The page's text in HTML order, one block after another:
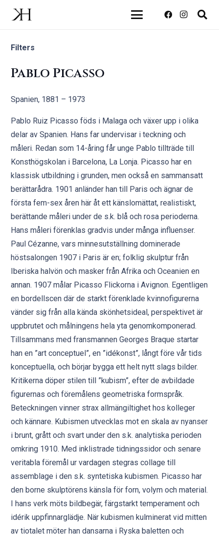
Filters
Pablo Picasso
Spanien, 1881 – 1973
Pablo Ruiz Picasso föds i Malaga och växer upp i olika
delar av Spanien. Hans far undervisar i teckning och
måleri. Redan som 14-åring får unge Pablo tillträde till
Konsthögskolan i Barcelona, La Lonja. Picasso har en
klassisk utbildning i grunden, men också en sammansatt
berättarådra. 1901 anländer han till Paris och ägnar de
första fem-sex åren här åt ett känslomättat, realistiskt,
berättande måleri under de s.k. blå och rosa perioderna.
Hans måleri förenklas gradvis under många influenser.
Paul Cézanne, vars minnesutställning dominerade
höstsalongen 1907 i Paris är en; folklig skulptur från
Iberiska halvön och masker från Afrika och Oceanien en
annan. 1907 målar Picasso Flickorna i Avignon. Egentligen
en bordellscen där de starkt förenklade kvinnofigurerna
vänder sig från alla kända skönhetsideal, perspektivet är
uppbrutet och målningens hela yta genomkomponerad.
Tillsammans med fransmannen Georges Braque startar
han en ”art conceptuel”, en ”idékonst”, långt före vår tids
konceptuella, och börjar bygga ett helt nytt slags bilder.
Kritikerna döper stilen till ”kubism”, efter de avbildade
figurernas och föremålens geometriska formspråk.
Beteckningen vinner strax allmängiltighet hos kolleger
och kännare. Kubismen utvecklas mot en skala av nyanser
i brunt, grått och svart under den s.k. analytiska perioden
omkring 1910. Med inklistrade tidningssidor och senare
veritabla föremål ur vardagen stegras collage till
assemblage i den s.k. syntetiska kubismen. Picasso har
den borne skulptörens känsla för forn, volym och material.
I hans verk möts bildbegär, färgstarkt temperament och
idérik uppfinnarglädje. När kubismen kulminerat vid mitten
av tiotalet möter han dansarna i Ryska baletten och